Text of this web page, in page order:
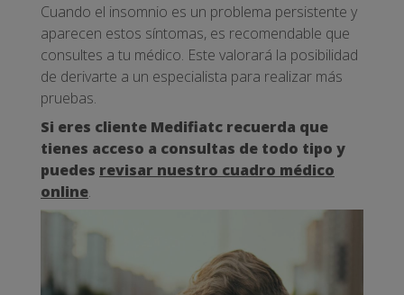
Cuando el insomnio es un problema persistente y
aparecen estos síntomas, es recomendable que
consultes a tu médico. Este valorará la posibilidad
de derivarte a un especialista para realizar más
pruebas.
Si eres cliente Medifiatc recuerda que
tienes acceso a consultas de todo tipo y
puedes revisar nuestro cuadro médico
online.